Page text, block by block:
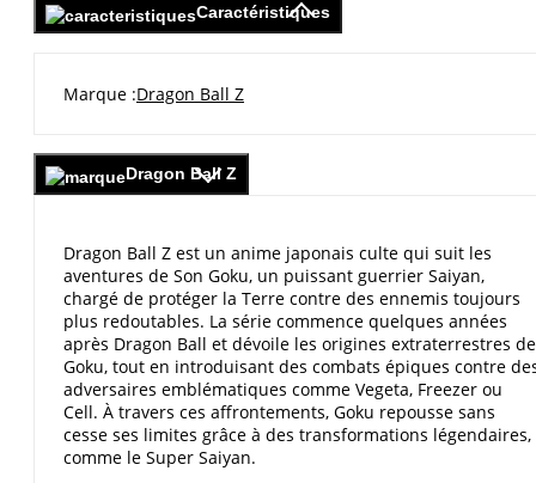
Caractéristiques
Marque Dragon Ball Z
Dragon Ball Z
Dragon Ball Z est un anime japonais culte qui suit les
aventures de Son Goku, un puissant guerrier Saiyan,
chargé de protéger la Terre contre des ennemis toujours
plus redoutables. La série commence quelques années
après Dragon Ball et dévoile les origines extraterrestres de
Goku, tout en introduisant des combats épiques contre
adversaires emblématiques comme Vegeta, Freezer ou
Cell. À travers ces affrontements, Goku repousse sans
cesse ses limites grâce à des transformations légendaires,
comme le Super Saiyan.